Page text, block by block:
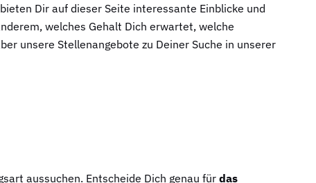
Dir auf dieser Seite interessante Einblicke und
welches Gehalt Dich erwartet, welche
unsere Stellenangebote zu Deiner Suche in unserer
aussuchen. Entscheide Dich genau für das